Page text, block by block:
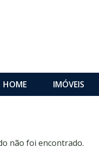
HOME IMÓVEIS
não foi encontrado.